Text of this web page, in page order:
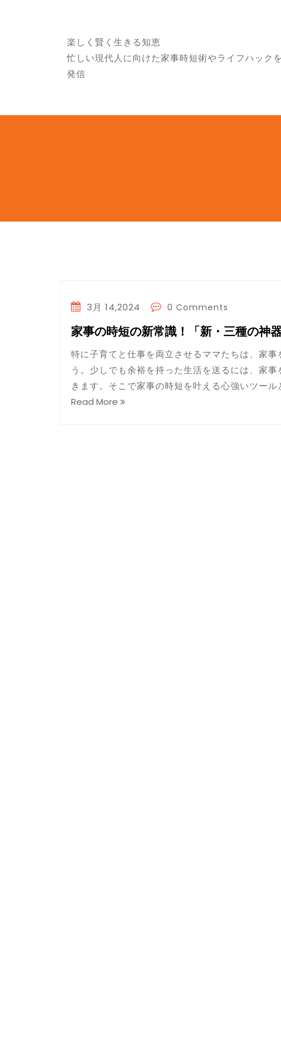
楽しく賢く生きる知恵
忙しい現代人に向けた家事時短術やライフハックを
発信
3月 14,2024 0 Comments
家事の時短の新常識！「新・三種の神
特に子育てと仕事を両立させるママたちは、家
う。少しでも余裕を持った生活を送るには、家
きます。そこで家事の時短を叶える心強いツール
Read More